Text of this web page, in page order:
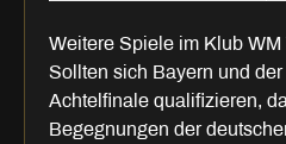
Weitere Spiele im Klub
Sollten sich Bayern und
Achtelfinale qualifizieren,
Begegnungen der